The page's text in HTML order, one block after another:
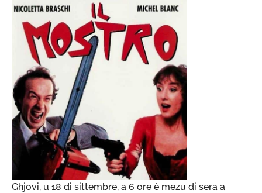
Ghjovi, u 18 di sittembre, a 6 ore è mezu di sera a